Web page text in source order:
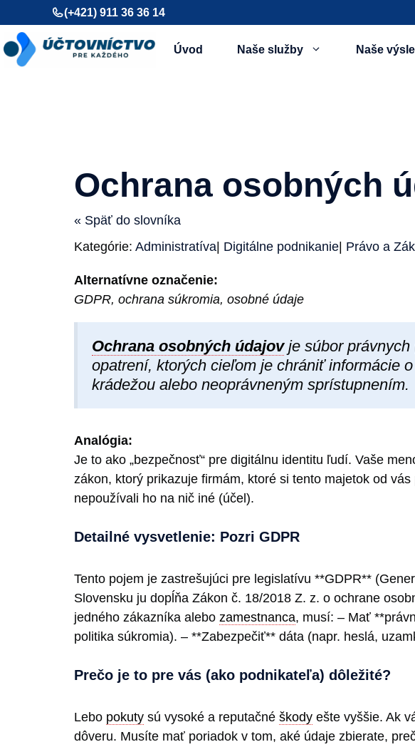
Preskočiť
na
obsah
(+421) 911 36 36 14
Úvod Naše služby Naše
Ochrana osobných
« Späť do slovníka
Kategórie: Administratíva Digitálne podnikanie Právo a
Alternatívne označenie:
GDPR, ochrana súkromia, osobné údaje
Ochrana osobných údajovje súbor právnych
opatrení, ktorých cieľom je chrániť informácie
krádežou alebo neoprávneným sprístupnením.
Analógia:
Je to ako „bezpečnosť“ pre digitálnu identitu ľudí. Vaše
zákon, ktorý prikazuje firmám, ktoré si tento majetok od
nepoužívali ho na nič iné (účel).
Detailné vysvetlenie: Pozri GDPR
Tento pojem je zastrešujúci pre legislatívu **GDPR**
Slovensku ju dopĺňa Zákon č. 18/2018 Z. z. o ochrane
jedného zákazníka alebo zamestnanca, musí: – Mať
politika súkromia). – **Zabezpečiť** dáta (napr. heslá,
Prečo je to pre vás (ako podnikateľa) dôležité?
Lebo pokuty sú vysoké a reputačné škody ešte vyššie. Ak
dôveru. Musíte mať poriadok v tom, aké údaje zbierate,